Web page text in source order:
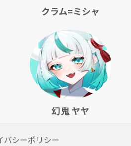
クラム=ミシャ
幻鬼 ヤヤ
バシーポリシー